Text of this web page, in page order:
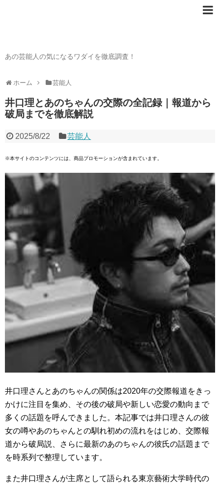
あの芸能人の気になるワダイを徹底調査！
ホーム 芸能人
井口理とあのちゃんの交際の全記録｜報道から
破局までを徹底解説
2025/8/22 芸能人
※本サイトのコンテンツには、商品プロモーションが含まれています。
井口理さんとあのちゃんの関係は2020年の交際報道をきっ
かけに注目を集め、その後の破局や新しい恋愛の動向まで
多くの話題を呼んできました。本記事では井口理さんの彼
女の噂やあのちゃんとの馴れ初めの流れをはじめ、交際報
道から破局説、さらに最新のあのちゃんの彼氏の話題まで
を時系列で整理しています。
また井口理さんが主席として語られる東京藝術大学時代の